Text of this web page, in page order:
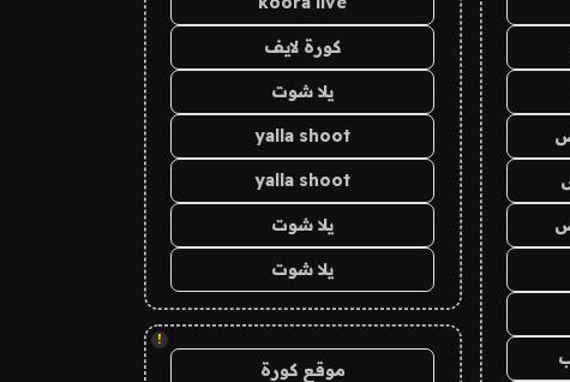
كورة لايف
يلا شوت
yalla shoot
yalla shoot
يلا شوت
يلا شوت
!
موقع كورة